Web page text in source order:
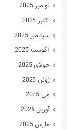
نوامبر 2025
اکتبر 2025
سپتامبر 2025
آگوست 2025
جولای 2025
ژوئن 2025
می 2025
آوریل 2025
مارس 2025